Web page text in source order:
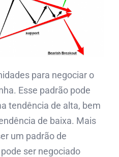
para negociar o
Esse padrão pode
tendência de alta, bem
de baixa. Mais
um padrão de
ser negociado